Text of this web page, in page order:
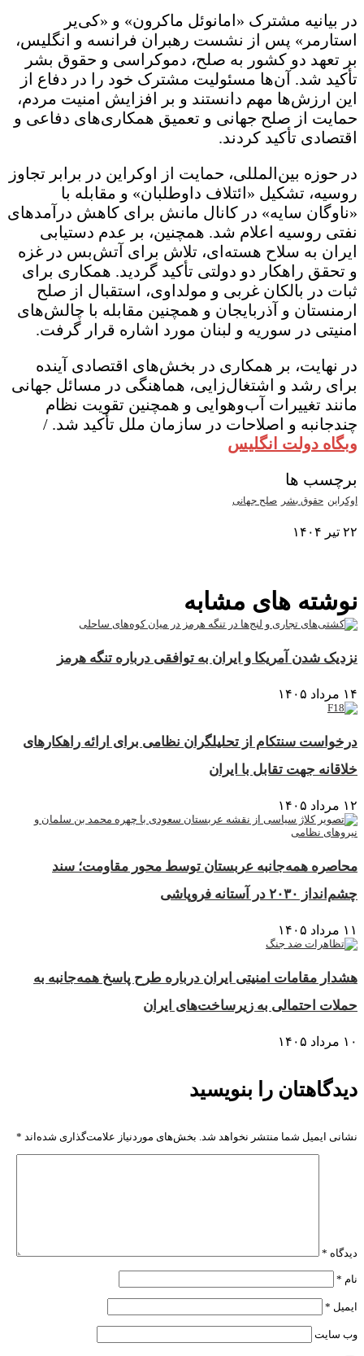
در بیانیه مشترک «امانوئل ماکرون» و «کی‌یر
استارمر» پس از نشست رهبران فرانسه و انگلیس،
بر تعهد دو کشور به صلح، دموکراسی و حقوق بشر
تأکید شد. آن‌ها مسئولیت مشترک خود را در دفاع از
این ارزش‌ها مهم دانستند و بر افزایش امنیت مردم،
حمایت از صلح جهانی و تعمیق همکاری‌های دفاعی و
اقتصادی تأکید کردند.
در حوزه بین‌المللی، حمایت از اوکراین در برابر تجاوز
روسیه، تشکیل «ائتلاف داوطلبان» و مقابله با
«ناوگان سایه» در کانال مانش برای کاهش درآمدهای
نفتی روسیه اعلام شد. همچنین، بر عدم دستیابی
ایران به سلاح هسته‌ای، تلاش برای آتش‌بس در غزه
و تحقق راهکار دو دولتی تأکید گردید. همکاری برای
ثبات در بالکان غربی و مولداوی، استقبال از صلح
ارمنستان و آذربایجان و همچنین مقابله با چالش‌های
امنیتی در سوریه و لبنان مورد اشاره قرار گرفت.
در نهایت، بر همکاری در بخش‌های اقتصادی آینده
برای رشد و اشتغال‌زایی، هماهنگی در مسائل جهانی
مانند تغییرات آب‌وهوایی و همچنین تقویت نظام
چندجانبه و اصلاحات در سازمان ملل تأکید شد. /
وبگاه دولت انگلیس
برچسب ها
اوکراین حقوق بشر صلح جهانی
۲۲ تیر ۱۴۰۴
نوشته های مشابه
نزدیک شدن آمریکا و ایران به توافقی درباره تنگه هرمز
۱۴ مرداد ۱۴۰۵
درخواست سنتکام از تحلیلگران نظامی برای ارائه راهکارهای
خلاقانه جهت تقابل با ایران
۱۲ مرداد ۱۴۰۵
محاصره همه‌جانبه عربستان توسط محور مقاومت؛ سند
چشم‌انداز ۲۰۳۰ در آستانه فروپاشی
۱۱ مرداد ۱۴۰۵
هشدار مقامات امنیتی ایران درباره طرح پاسخ همه‌جانبه به
حملات احتمالی به زیرساخت‌های ایران
۱۰ مرداد ۱۴۰۵
دیدگاهتان را بنویسید
نشانی ایمیل شما منتشر نخواهد شد. بخش‌های موردنیاز علامت‌گذاری شده‌اند *
دیدگاه *
نام *
ایمیل *
وب‌ سایت